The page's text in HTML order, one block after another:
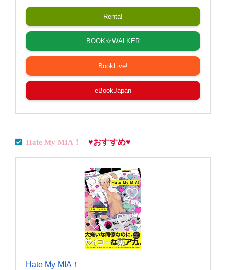
Renta!
BOOK☆WALKER
BookLive!
eBookJapan
Hate My MIA！ ♥おすすめ♥
Hate My MIA！